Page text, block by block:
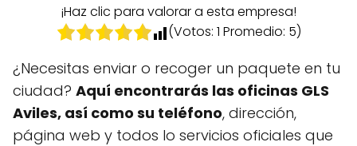
¡Haz clic para valorar a esta empresa!
(Votos: 1 Promedio: 5)
¿Necesitas enviar o recoger un paquete en tu
ciudad? Aquí encontrarás las oficinas GLS
Aviles, así como su teléfono, dirección,
página web y todos lo servicios oficiales que